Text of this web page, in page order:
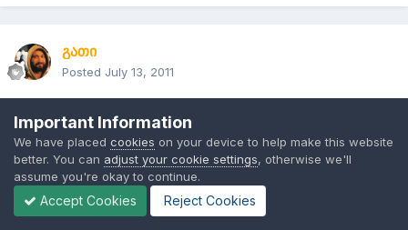
გათი
Posted July 13, 2011
On 7/7/2011 at 9:57 AM, NEIRON said:
არ აქვს გამოსხივება?!მასეთი არ არსებობს,თუ გათიშე
მაშინ მხოლოდ(აკუ თუ ამოიღე ისე ოღონდ)
ეკრანიზაცია,ანუ დაცვა ყველა მობს აქვს
Important Information
We have placed cookies on your device to help make this website
better. You can adjust your cookie settings, otherwise we'll
assume you're okay to continue.
Accept Cookies Reject Cookies